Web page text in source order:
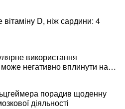
D, ніж сардини: 4
використання
може негативно вплинути на
порадив щоденну
діяльності